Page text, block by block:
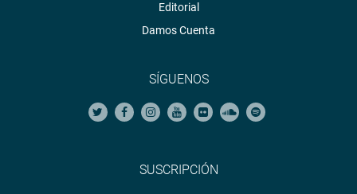
Editorial
Damos Cuenta
SÍGUENOS
SUSCRIPCIÓN